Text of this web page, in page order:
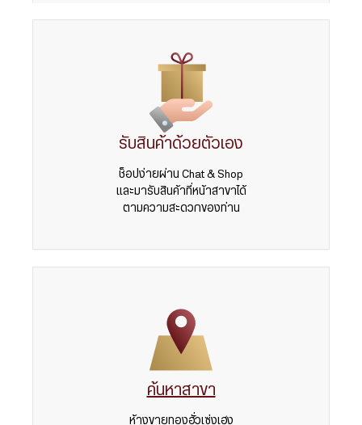
รับสินค้าด้วยตัวเอง
ช็อปง่ายผ่าน Chat & Shop
และมารับสินค้าที่หน้าสาขาได้
ตามความสะดวกของท่าน
ค้นหาสาขา
ห้างขายทองฮั่วเซ่งเฮง